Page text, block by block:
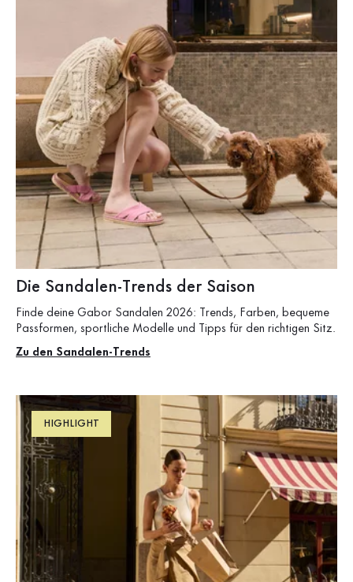
Die Sandalen-Trends der Saison
Finde deine Gabor Sandalen 2026: Trends, Farben, bequeme
Passformen, sportliche Modelle und Tipps für den richtigen Sitz.
Zu den Sandalen-Trends
HIGHLIGHT